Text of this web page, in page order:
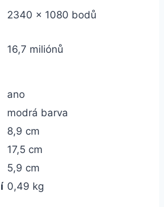
2340 x 1080 bodů
16,7 miliónů
ano
modrá barva
8,9 cm
17,5 cm
5,9 cm
0,49 kg